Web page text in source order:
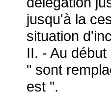
jusqu'à la
situation
II. - Au
" sont
est ".